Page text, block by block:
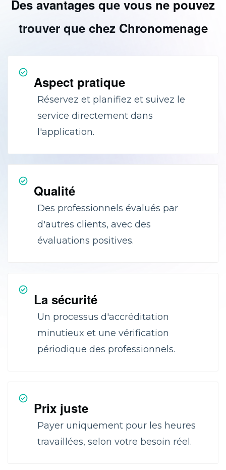
Des avantages que vous ne pouvez
trouver que chez Chronomenage
Aspect pratique
Réservez et planifiez et suivez le
service directement dans
l'application.
Qualité
Des professionnels évalués par
d'autres clients, avec des
évaluations positives.
La sécurité
Un processus d'accréditation
minutieux et une vérification
périodique des professionnels.
Prix juste
Payer uniquement pour les heures
travaillées, selon votre besoin réel.